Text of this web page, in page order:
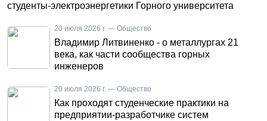
студенты-электроэнергетики Горного университета
20 июля 2026 г. — Общество
Владимир Литвиненко - о металлургах 21
века, как части сообщества горных
инженеров
20 июля 2026 г. — Общество
Как проходят студенческие практики на
предприятии-разработчике систем